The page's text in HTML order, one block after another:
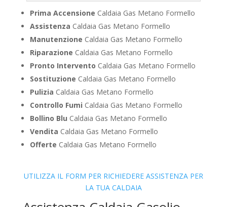
Prima Accensione Caldaia Gas Metano Formello
Assistenza Caldaia Gas Metano Formello
Manutenzione Caldaia Gas Metano Formello
Riparazione Caldaia Gas Metano Formello
Pronto Intervento Caldaia Gas Metano Formello
Sostituzione Caldaia Gas Metano Formello
Pulizia Caldaia Gas Metano Formello
Controllo Fumi Caldaia Gas Metano Formello
Bollino Blu Caldaia Gas Metano Formello
Vendita Caldaia Gas Metano Formello
Offerte Caldaia Gas Metano Formello
UTILIZZA IL FORM PER RICHIEDERE ASSISTENZA PER
LA TUA CALDAIA